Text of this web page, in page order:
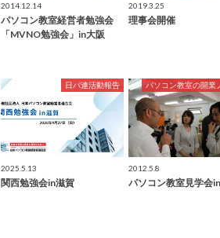
2014.12.14
パソコン教室経営者勉強会
「MVNO勉強会」in大阪
2019.3.25
理事会開催
日パ連活動報告
2025.5.13
関西勉強会in滋賀
パソコン教室の開業
2012.5.8
パソコン教室見学会